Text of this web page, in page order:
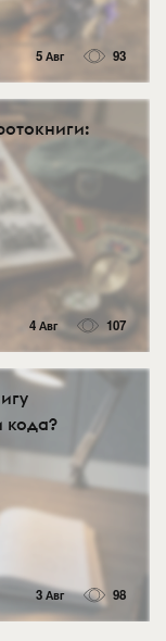
5 Авг 93
4 Авг 107
кода?
3 Авг 98